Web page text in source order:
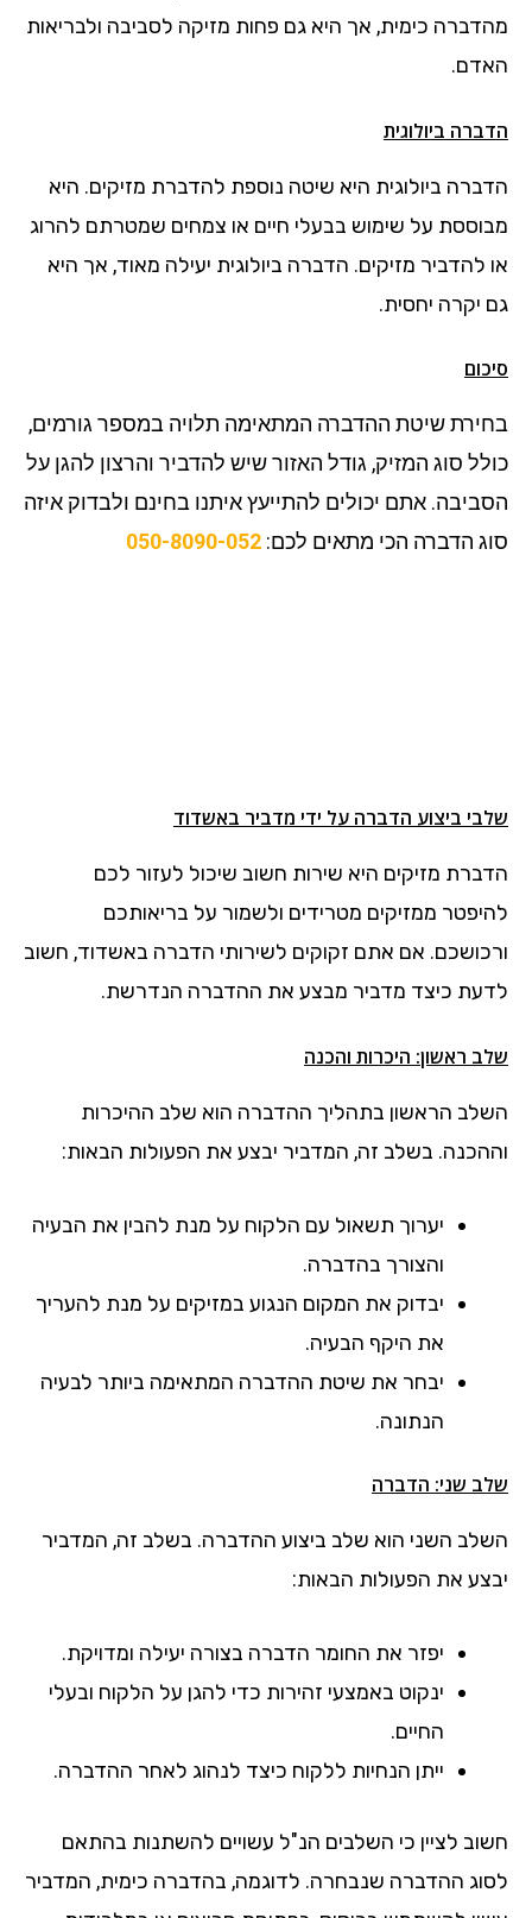
מהדברה כימית, אך היא גם פחות מזיקה לסביבה ולבריאות
האדם.
הדברה ביולוגית
הדברה ביולוגית היא שיטה נוספת להדברת מזיקים. היא
מבוססת על שימוש בבעלי חיים או צמחים שמטרתם להרוג
או להדביר מזיקים. הדברה ביולוגית יעילה מאוד, אך היא
גם יקרה יחסית.
סיכום
בחירת שיטת ההדברה המתאימה תלויה במספר גורמים,
כולל סוג המזיק, גודל האזור שיש להדביר והרצון להגן על
הסביבה. אתם יכולים להתייעץ איתנו בחינם ולבדוק איזה
סוג הדברה הכי מתאים לכם: 050-8090-052
שלבי ביצוע הדברה על ידי מדביר באשדוד
הדברת מזיקים היא שירות חשוב שיכול לעזור לכם
להיפטר ממזיקים מטרידים ולשמור על בריאותכם
ורכושכם. אם אתם זקוקים לשירותי הדברה באשדוד, חשוב
לדעת כיצד מדביר מבצע את ההדברה הנדרשת.
שלב ראשון: היכרות והכנה
השלב הראשון בתהליך ההדברה הוא שלב ההיכרות
וההכנה. בשלב זה, המדביר יבצע את הפעולות הבאות:
יערוך תשאול עם הלקוח על מנת להבין את הבעיה
והצורך בהדברה.
יבדוק את המקום הנגוע במזיקים על מנת להעריך
את היקף הבעיה.
יבחר את שיטת ההדברה המתאימה ביותר לבעיה
הנתונה.
שלב שני: הדברה
השלב השני הוא שלב ביצוע ההדברה. בשלב זה, המדביר
יבצע את הפעולות הבאות:
יפזר את החומר הדברה בצורה יעילה ומדויקת.
ינקוט באמצעי זהירות כדי להגן על הלקוח ובעלי
החיים.
ייתן הנחיות ללקוח כיצד לנהוג לאחר ההדברה.
חשוב לציין כי השלבים הנ"ל עשויים להשתנות בהתאם
לסוג ההדברה שנבחרה. לדוגמה, בהדברה כימית, המדביר